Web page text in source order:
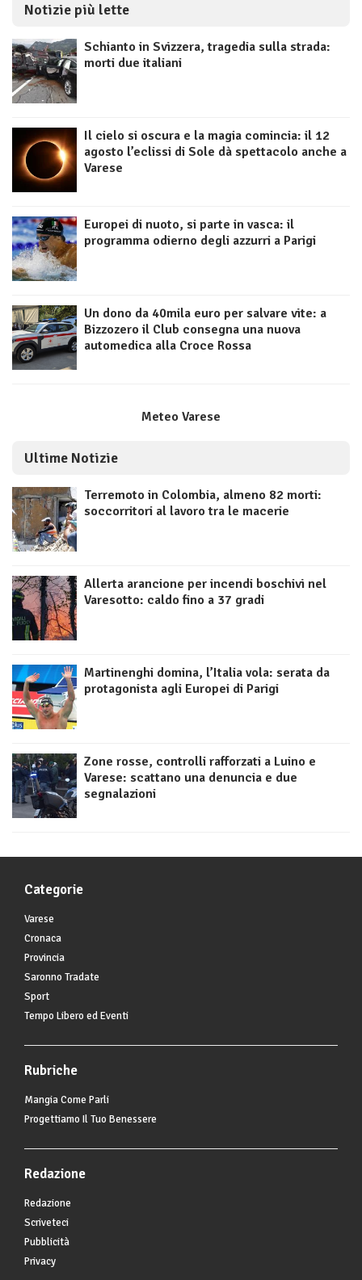
Notizie più lette
Schianto in Svizzera, tragedia sulla strada:
morti due italiani
Il cielo si oscura e la magia comincia: il 12
agosto l’eclissi di Sole dà spettacolo anche a
Varese
Europei di nuoto, si parte in vasca: il
programma odierno degli azzurri a Parigi
Un dono da 40mila euro per salvare vite: a
Bizzozero il Club consegna una nuova
automedica alla Croce Rossa
Meteo Varese
Ultime Notizie
Terremoto in Colombia, almeno 82 morti:
soccorritori al lavoro tra le macerie
Allerta arancione per incendi boschivi nel
Varesotto: caldo fino a 37 gradi
Martinenghi domina, l’Italia vola: serata da
protagonista agli Europei di Parigi
Zone rosse, controlli rafforzati a Luino e
Varese: scattano una denuncia e due
segnalazioni
Categorie
Varese
Cronaca
Provincia
Saronno Tradate
Sport
Tempo Libero ed Eventi
Rubriche
Mangia Come Parli
Progettiamo Il Tuo Benessere
Redazione
Redazione
Scriveteci
Pubblicità
Privacy